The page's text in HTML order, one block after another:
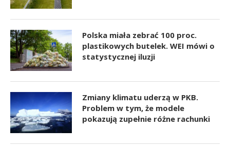
Polska miała zebrać 100 proc.
plastikowych butelek. WEI mówi o
statystycznej iluzji
Zmiany klimatu uderzą w PKB.
Problem w tym, że modele
pokazują zupełnie różne rachunki